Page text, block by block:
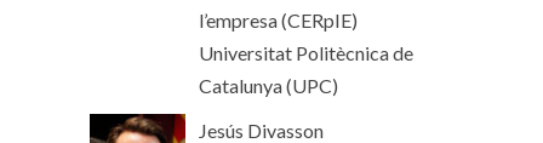
l’empresa (CERpIE)
Universitat Politècnica de
Catalunya (UPC)
Jesús Divasson